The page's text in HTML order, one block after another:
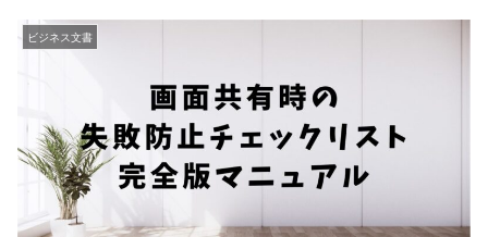
ビジネス文書